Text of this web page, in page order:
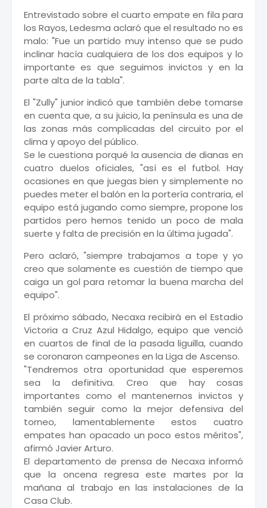
Entrevistado sobre el cuarto empate en fila para
los Rayos, Ledesma aclaró que el resultado no es
malo: "Fue un partido muy intenso que se pudo
inclinar hacía cualquiera de los dos equipos y lo
importante es que seguimos invictos y en la
parte alta de la tabla".
El "Zully" junior indicó que también debe tomarse
en cuenta que, a su juicio, la península es una de
las zonas más complicadas del circuito por el
clima y apoyo del público.
Se le cuestiona porqué la ausencia de dianas en
cuatro duelos oficiales, "así es el futbol. Hay
ocasiones en que juegas bien y simplemente no
puedes meter el balón en la portería contraria, el
equipo está jugando como siempre, propone los
partidos pero hemos tenido un poco de mala
suerte y falta de precisión en la última jugada".
Pero aclaró, "siempre trabajamos a tope y yo
creo que solamente es cuestión de tiempo que
caiga un gol para retomar la buena marcha del
equipo".
El próximo sábado, Necaxa recibirá en el Estadio
Victoria a Cruz Azul Hidalgo, equipo que venció
en cuartos de final de la pasada liguilla, cuando
se coronaron campeones en la Liga de Ascenso.
"Tendremos otra oportunidad que esperemos
sea la definitiva. Creo que hay cosas
importantes como el mantenernos invictos y
también seguir como la mejor defensiva del
torneo, lamentablemente estos cuatro
empates han opacado un poco estos méritos",
afirmó Javier Arturo.
El departamento de prensa de Necaxa informó
que la oncena regresa este martes por la
mañana al trabajo en las instalaciones de la
Casa Club.